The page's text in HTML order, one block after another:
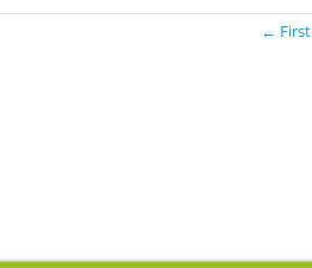
← First